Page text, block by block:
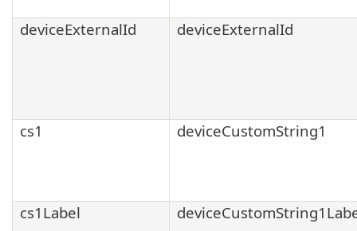
deviceExternalId deviceExternalId
cs1 deviceCustomString1
cs1Label